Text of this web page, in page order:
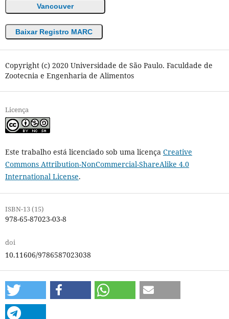
Vancouver
Baixar Registro MARC
Copyright (c) 2020 Universidade de São Paulo. Faculdade de
Zootecnia e Engenharia de Alimentos
Licença
Este trabalho está licenciado sob uma licença Creative
Commons Attribution-NonCommercial-ShareAlike 4.0
International License.
ISBN-13 (15)
978-65-87023-03-8
doi
10.11606/9786587023038